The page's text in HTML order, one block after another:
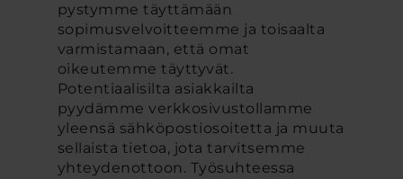
pystymme täyttämään
sopimusvelvoitteemme ja toisaalta
varmistamaan, että omat
oikeutemme täyttyvät.
Potentiaalisilta asiakkailta
pyydämme verkkosivustollamme
yleensä sähköpostiosoitetta ja muuta
sellaista tietoa, jota tarvitsemme
yhteydenottoon. Työsuhteessa